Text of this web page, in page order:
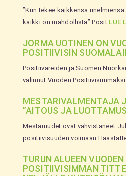
”Kun tekee kaikkensa unelmiensa
kaikki on mahdollista” Posit LUE
JORMA UOTINEN ON
POSITIIVISIN
Positiivareiden ja Suomen
valinnut Vuoden Positiivisimmaksi
MESTARIVALMENTAJA
”AITOUS JA
Mestaruudet ovat vahvistaneet
positiivisuuden voimaan
TURUN ALUEEN VUODEN
POSITIIVISIMMAN